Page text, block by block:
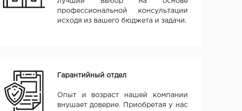
профессиональной консультации
исходя из вашего бюджета и задачи.
Гарантийный отдел
Опыт и возраст нашей компании
внушает доверие. Приобретая у нас